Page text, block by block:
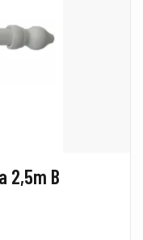
2,5m B